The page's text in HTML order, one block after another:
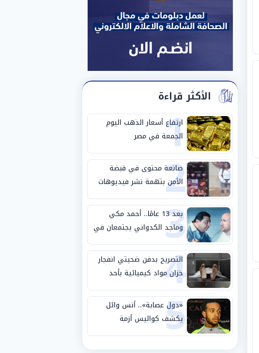
الأكثر قراءة
1
ارتفاع أسعار الذهب اليوم
الجمعة في مصر
2
صانعة محتوى في قبضة
الأمن بتهمة نشر فيديوهات
خادشة للحياء
3 بعد 13 عامًا.. أحمد مكي
وماجد الكدواني يجتمعان في
«فرصة سعيدة»
4
التصريح بدفن ضحيتي انفجار
خزان مواد كيميائية بأحد
مصانع الفيوم
5
«دول عصابة».. أنس وائل
يكشف كواليس أزمة
استبعاده المفاجئ من